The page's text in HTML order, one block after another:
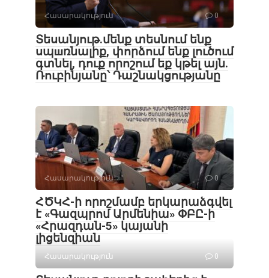
Հասարակություն 0
Տեսանյութ․մենք տեսնում ենք
սպшռնալիք, փորձում ենք լուծում
գտնել, դուք որոշում եք կթել այն.
Ռուբինյանը՝ Դաշնակցությանը
Հասարակություն 0
ՀԾԿՀ-ի որոշմամբ երկարաձգվել
է «Գազպրոմ Արմենիա» ՓԲԸ-ի
«Հրազդան-5» կայանի
լիցենզիան
Հասարակություն 0